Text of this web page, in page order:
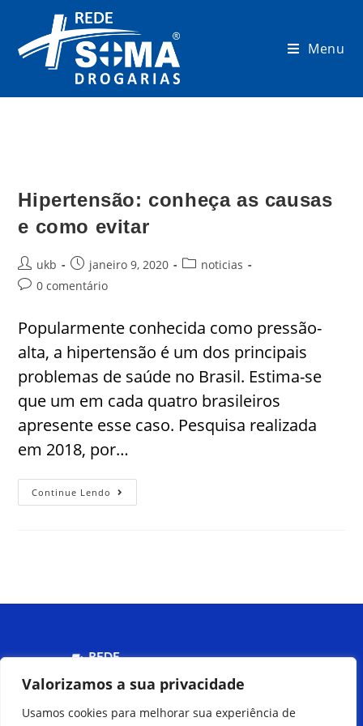
Valorizamos a sua privacidade
Usamos cookies para melhorar sua experiência de
Menu
Hipertensão: conheça as causas
e como evitar
ukb janeiro 9, 2020
noticias
0 comentário
Popularmente conhecida como pressão-
alta, a hipertensão é um dos principais
problemas de saúde no Brasil. Estima-se
que um em cada quatro brasileiros
apresente esse caso. Pesquisa realizada
em 2018, por…
Continue Lendo